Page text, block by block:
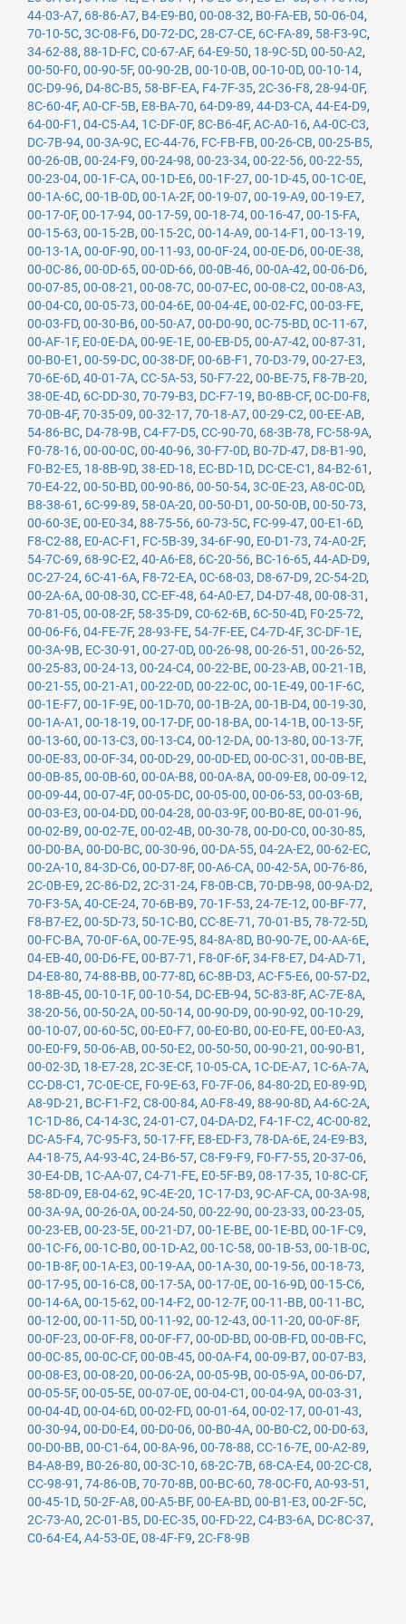
44-03-A7, 68-86-A7, B4-E9-B0, 00-08-32, B0-FA-EB, 50-06-04,
70-10-5C, 3C-08-F6, D0-72-DC, 28-C7-CE, 6C-FA-89, 58-F3-9C,
34-62-88, 88-1D-FC, C0-67-AF, 64-E9-50, 18-9C-5D, 00-50-A2,
00-50-F0, 00-90-5F, 00-90-2B, 00-10-0B, 00-10-0D, 00-10-14,
0C-D9-96, D4-8C-B5, 58-BF-EA, F4-7F-35, 2C-36-F8, 28-94-0F,
8C-60-4F, A0-CF-5B, E8-BA-70, 64-D9-89, 44-D3-CA, 44-E4-D9,
64-00-F1 , 04-C5-A4, 1C-DF-0F, 8C-B6-4F, AC-A0-16, A4-0C-C3,
DC-7B-94, 00-3A-9C, EC-44-76, FC-FB-FB, 00-26-CB, 00-25-B5,
00-26-0B, 00-24-F9, 00-24-98, 00-23-34, 00-22-56, 00-22-55,
00-23-04, 00-1F-CA, 00-1D-E6, 00-1F-27, 00-1D-45, 00-1C-0E,
00-1A-6C, 00-1B-0D, 00-1A-2F, 00-19-07, 00-19-A9, 00-19-E7,
00-17-0F, 00-17-94, 00-17-59, 00-18-74, 00-16-47, 00-15-FA,
00-15-63, 00-15-2B, 00-15-2C, 00-14-A9, 00-14-F1 , 00-13-19,
00-13-1A, 00-0F-90, 00-11-93, 00-0F-24, 00-0E-D6, 00-0E-38,
00-0C-86, 00-0D-65, 00-0D-66, 00-0B-46, 00-0A-42, 00-06-D6,
00-07-85, 00-08-21 , 00-08-7C, 00-07-EC, 00-08-C2, 00-08-A3,
00-04-C0, 00-05-73, 00-04-6E, 00-04-4E, 00-02-FC, 00-03-FE,
00-03-FD, 00-30-B6, 00-50-A7, 00-D0-90, 0C-75-BD, 0C-11-67,
00-AF-1F, E0-0E-DA, 00-9E-1E, 00-EB-D5, 00-A7-42, 00-87-31 ,
00-B0-E1 , 00-59-DC, 00-38-DF, 00-6B-F1 , 70-D3-79, 00-27-E3,
70-6E-6D, 40-01-7A, CC-5A-53, 50-F7-22, 00-BE-75, F8-7B-20,
38-0E-4D, 6C-DD-30, 70-79-B3, DC-F7-19, B0-8B-CF, 0C-D0-F8,
70-0B-4F, 70-35-09, 00-32-17, 70-18-A7, 00-29-C2, 00-EE-AB,
54-86-BC, D4-78-9B, C4-F7-D5, CC-90-70, 68-3B-78, FC-58-9A,
F0-78-16, 00-00-0C, 00-40-96, 30-F7-0D, B0-7D-47, D8-B1-90,
F0-B2-E5, 18-8B-9D, 38-ED-18, EC-BD-1D, DC-CE-C1 , 84-B2-61 ,
70-E4-22, 00-50-BD, 00-90-86, 00-50-54, 3C-0E-23, A8-0C-0D,
B8-38-61 , 6C-99-89, 58-0A-20, 00-50-D1 , 00-50-0B, 00-50-73,
00-60-3E, 00-E0-34, 88-75-56, 60-73-5C, FC-99-47, 00-E1-6D,
F8-C2-88, E0-AC-F1 , FC-5B-39, 34-6F-90, E0-D1-73, 74-A0-2F,
54-7C-69, 68-9C-E2, 40-A6-E8, 6C-20-56, BC-16-65, 44-AD-D9,
0C-27-24, 6C-41-6A, F8-72-EA, 0C-68-03, D8-67-D9, 2C-54-2D,
00-2A-6A, 00-08-30, CC-EF-48, 64-A0-E7, D4-D7-48, 00-08-31 ,
70-81-05, 00-08-2F, 58-35-D9, C0-62-6B, 6C-50-4D, F0-25-72,
00-06-F6, 04-FE-7F, 28-93-FE, 54-7F-EE, C4-7D-4F, 3C-DF-1E,
00-3A-9B, EC-30-91 , 00-27-0D, 00-26-98, 00-26-51 , 00-26-52,
00-25-83, 00-24-13, 00-24-C4, 00-22-BE, 00-23-AB, 00-21-1B,
00-21-55, 00-21-A1 , 00-22-0D, 00-22-0C, 00-1E-49, 00-1F-6C,
00-1E-F7, 00-1F-9E, 00-1D-70, 00-1B-2A, 00-1B-D4, 00-19-30,
00-1A-A1 , 00-18-19, 00-17-DF, 00-18-BA, 00-14-1B, 00-13-5F,
00-13-60, 00-13-C3, 00-13-C4, 00-12-DA, 00-13-80, 00-13-7F,
00-0E-83, 00-0F-34, 00-0D-29, 00-0D-ED, 00-0C-31 , 00-0B-BE,
00-0B-85, 00-0B-60, 00-0A-B8, 00-0A-8A, 00-09-E8, 00-09-12,
00-09-44, 00-07-4F, 00-05-DC, 00-05-00, 00-06-53, 00-03-6B,
00-03-E3, 00-04-DD, 00-04-28, 00-03-9F, 00-B0-8E, 00-01-96,
00-02-B9, 00-02-7E, 00-02-4B, 00-30-78, 00-D0-C0, 00-30-85,
00-D0-BA, 00-D0-BC, 00-30-96, 00-DA-55, 04-2A-E2, 00-62-EC,
00-2A-10, 84-3D-C6, 00-D7-8F, 00-A6-CA, 00-42-5A, 00-76-86,
2C-0B-E9, 2C-86-D2, 2C-31-24, F8-0B-CB, 70-DB-98, 00-9A-D2,
70-F3-5A, 40-CE-24, 70-6B-B9, 70-1F-53, 24-7E-12, 00-BF-77,
F8-B7-E2, 00-5D-73, 50-1C-B0, CC-8E-71 , 70-01-B5, 78-72-5D,
00-FC-BA, 70-0F-6A, 00-7E-95, 84-8A-8D, B0-90-7E, 00-AA-6E,
04-EB-40, 00-D6-FE, 00-B7-71 , F8-0F-6F, 34-F8-E7, D4-AD-71 ,
D4-E8-80, 74-88-BB, 00-77-8D, 6C-8B-D3, AC-F5-E6, 00-57-D2,
18-8B-45, 00-10-1F, 00-10-54, DC-EB-94, 5C-83-8F, AC-7E-8A,
38-20-56, 00-50-2A, 00-50-14, 00-90-D9, 00-90-92, 00-10-29,
00-10-07, 00-60-5C, 00-E0-F7, 00-E0-B0, 00-E0-FE, 00-E0-A3,
00-E0-F9, 50-06-AB, 00-50-E2, 00-50-50, 00-90-21 , 00-90-B1 ,
00-02-3D, 18-E7-28, 2C-3E-CF, 10-05-CA, 1C-DE-A7, 1C-6A-7A,
CC-D8-C1 , 7C-0E-CE, F0-9E-63, F0-7F-06, 84-80-2D, E0-89-9D,
A8-9D-21 , BC-F1-F2, C8-00-84, A0-F8-49, 88-90-8D, A4-6C-2A,
1C-1D-86, C4-14-3C, 24-01-C7, 04-DA-D2, F4-1F-C2, 4C-00-82,
DC-A5-F4, 7C-95-F3, 50-17-FF, E8-ED-F3, 78-DA-6E, 24-E9-B3,
A4-18-75, A4-93-4C, 24-B6-57, C8-F9-F9, F0-F7-55, 20-37-06,
30-E4-DB, 1C-AA-07, C4-71-FE, E0-5F-B9, 08-17-35, 10-8C-CF,
58-8D-09, E8-04-62, 9C-4E-20, 1C-17-D3, 9C-AF-CA, 00-3A-98,
00-3A-9A, 00-26-0A, 00-24-50, 00-22-90, 00-23-33, 00-23-05,
00-23-EB, 00-23-5E, 00-21-D7, 00-1E-BE, 00-1E-BD, 00-1F-C9,
00-1C-F6, 00-1C-B0, 00-1D-A2, 00-1C-58, 00-1B-53, 00-1B-0C,
00-1B-8F, 00-1A-E3, 00-19-AA, 00-1A-30, 00-19-56, 00-18-73,
00-17-95, 00-16-C8, 00-17-5A, 00-17-0E, 00-16-9D, 00-15-C6,
00-14-6A, 00-15-62, 00-14-F2, 00-12-7F, 00-11-BB, 00-11-BC,
00-12-00, 00-11-5D, 00-11-92, 00-12-43, 00-11-20, 00-0F-8F,
00-0F-23, 00-0F-F8, 00-0F-F7, 00-0D-BD, 00-0B-FD, 00-0B-FC,
00-0C-85, 00-0C-CF, 00-0B-45, 00-0A-F4, 00-09-B7, 00-07-B3,
00-08-E3, 00-08-20, 00-06-2A, 00-05-9B, 00-05-9A, 00-06-D7,
00-05-5F, 00-05-5E, 00-07-0E, 00-04-C1 , 00-04-9A, 00-03-31 ,
00-04-4D, 00-04-6D, 00-02-FD, 00-01-64, 00-02-17, 00-01-43,
00-30-94, 00-D0-E4, 00-D0-06, 00-B0-4A, 00-B0-C2, 00-D0-63,
00-D0-BB, 00-C1-64, 00-8A-96, 00-78-88, CC-16-7E, 00-A2-89,
B4-A8-B9, B0-26-80, 00-3C-10, 68-2C-7B, 68-CA-E4, 00-2C-C8,
CC-98-91 , 74-86-0B, 70-70-8B, 00-BC-60, 78-0C-F0, A0-93-51 ,
00-45-1D, 50-2F-A8, 00-A5-BF, 00-EA-BD, 00-B1-E3, 00-2F-5C,
2C-73-A0, 2C-01-B5, D0-EC-35, 00-FD-22, C4-B3-6A, DC-8C-37,
C0-64-E4, A4-53-0E, 08-4F-F9, 2C-F8-9B